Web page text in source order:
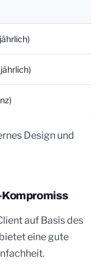
Design und
Kompromiss
auf Basis des
eine gute